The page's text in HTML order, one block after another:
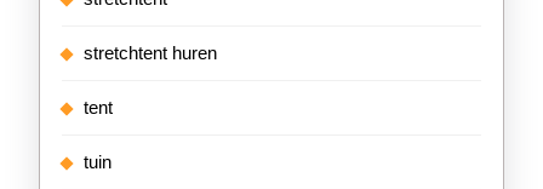
stretchtent huren
tent
tuin